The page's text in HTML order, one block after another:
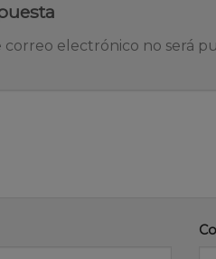
electrónico no será